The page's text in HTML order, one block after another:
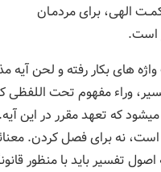
الهی، برای مردمـان
است.
واژه های بکار رفته و لحن آیه
وراء مفهوم تحت اللفظی
که تعهد مقرر در این
نه برای فصل کردن.
تفسیر باید با منظور